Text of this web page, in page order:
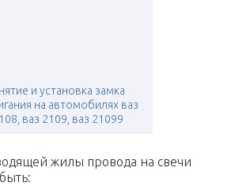
и установка замка
на автомобилях ваз
ваз 2109, ваз 21099
жилы провода на свечи